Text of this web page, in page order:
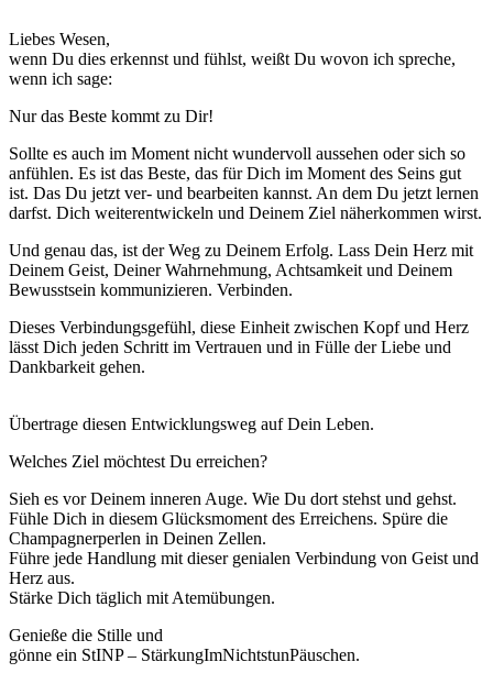
Liebes Wesen,
wenn Du dies erkennst und fühlst, weißt Du wovon ich spreche,
wenn ich sage:
Nur das Beste kommt zu Dir!
Sollte es auch im Moment nicht wundervoll aussehen oder sich so
anfühlen. Es ist das Beste, das für Dich im Moment des Seins gut
ist. Das Du jetzt ver- und bearbeiten kannst. An dem Du jetzt lernen
darfst. Dich weiterentwickeln und Deinem Ziel näherkommen wirst.
Und genau das, ist der Weg zu Deinem Erfolg. Lass Dein Herz mit
Deinem Geist, Deiner Wahrnehmung, Achtsamkeit und Deinem
Bewusstsein kommunizieren. Verbinden.
Dieses Verbindungsgefühl, diese Einheit zwischen Kopf und Herz
lässt Dich jeden Schritt im Vertrauen und in Fülle der Liebe und
Dankbarkeit gehen.
Übertrage diesen Entwicklungsweg auf Dein Leben.
Welches Ziel möchtest Du erreichen?
Sieh es vor Deinem inneren Auge. Wie Du dort stehst und gehst.
Fühle Dich in diesem Glücksmoment des Erreichens. Spüre die
Champagnerperlen in Deinen Zellen.
Führe jede Handlung mit dieser genialen Verbindung von Geist und
Herz aus.
Stärke Dich täglich mit Atemübungen.
Genieße die Stille und
gönne ein StINP – StärkungImNichtstunPäuschen.